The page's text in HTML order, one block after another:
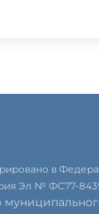
в
Эл № ФС77-